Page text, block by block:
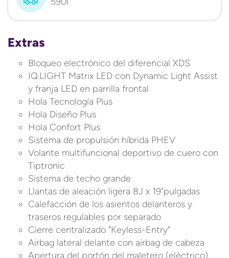
Extras
Bloqueo electrónico del diferencial XDS
IQ.LIGHT Matrix LED con Dynamic Light Assist
y franja LED en parrilla frontal
Hola Tecnología Plus
Hola Diseño Plus
Hola Confort Plus
Sistema de propulsión híbrida PHEV
Volante multifuncional deportivo de cuero con
Tiptronic
Sistema de techo grande
Llantas de aleación ligera 8J x 19"pulgadas
Calefacción de los asientos delanteros y
traseros regulables por separado
Cierre centralizado "Keyless-Entry"
Airbag lateral delante con airbag de cabeza
Apertura del portón del maletero (eléctrico)